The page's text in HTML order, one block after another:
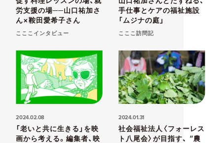
労支援の場──山口祐加さ
ん×鞍田愛希子さん
こここインタビュー
手仕事とケアの福祉施設
「ムジナの庭」
こここ訪問記
2024.02.08
「老いと共に生きる」を映
画から考える。編集者、映
2024.01.31
社会福祉法人〈フォーレス
ト八尾会〉が目指す、 “農